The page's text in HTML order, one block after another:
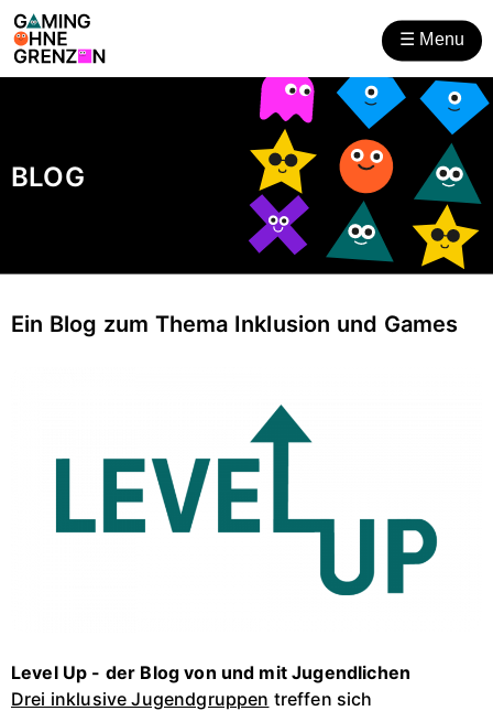
Zum
Inhalt
Zur
Hilfsnavigation
☰ Menu
öffnen
BLOG
Ein Blog zum Thema Inklusion und Games
Level Up - der Blog von und mit Jugendlichen
Drei inklusive Jugendgruppen treffen sich